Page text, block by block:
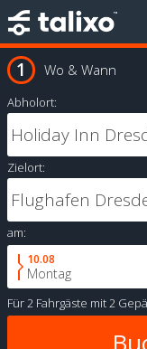
Wo & Wann
Abholort:
Zielort:
am:
10.08
Montag
Für2 Fahrgäste mit2